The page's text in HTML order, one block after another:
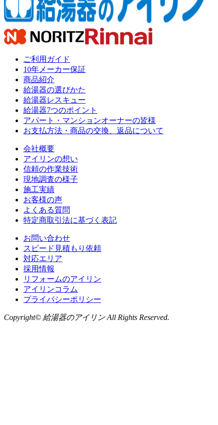
ご利用ガイド
10年メーカー保証
商品紹介
給湯器の選びかた
給湯器レスキュー
給湯器7つのポイント
アパート・マンションオーナーの皆様
お支払方法・商品の交換、返品について
会社概要
アイリンの想い
信頼の作業技術
現地調査の様子
施工実績
お客様の声
よくある質問
特定商取引法に基づく表記
お問い合わせ
スピード見積もり依頼
対応エリア
採用情報
リフォームのアイリン
アイリンコラム
プライバシーポリシー
Copyright© 給湯器のアイリン All Rights Reserved.